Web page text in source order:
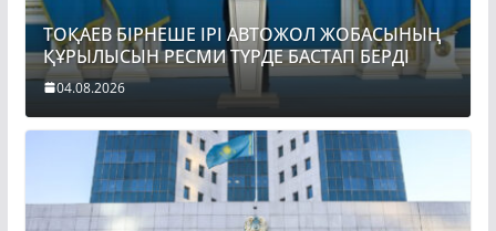
ТОҚАЕВ БІРНЕШЕ ІРІ АВТОЖОЛ ЖОБАСЫНЫҢ
ҚҰРЫЛЫСЫН РЕСМИ ТҮРДЕ БАСТАП БЕРДІ
04.08.2026